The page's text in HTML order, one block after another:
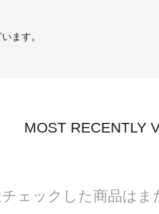
ます。
MOST RECENTLY
ェックした商品はま